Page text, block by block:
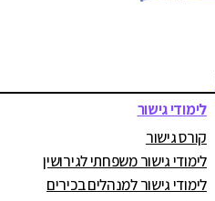
לימודי גישור
קורס גישור
לימודי גישור משפחתי לגירושין
לימודי גישור למנהלים בכירים